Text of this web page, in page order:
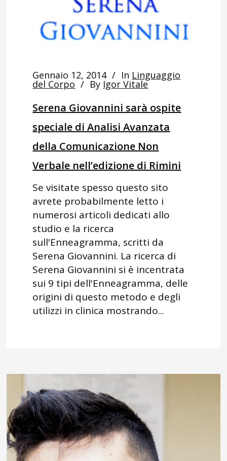
Gennaio 12, 2014 In Linguaggio
del Corpo By Igor Vitale
Serena Giovannini sarà ospite
speciale di Analisi Avanzata
della Comunicazione Non
Verbale nell’edizione di Rimini
Se visitate spesso questo sito
avrete probabilmente letto i
numerosi articoli dedicati allo
studio e la ricerca
sull'Enneagramma, scritti da
Serena Giovannini. La ricerca di
Serena Giovannini si è incentrata
sui 9 tipi dell'Enneagramma, delle
origini di questo metodo e degli
utilizzi in clinica mostrando...